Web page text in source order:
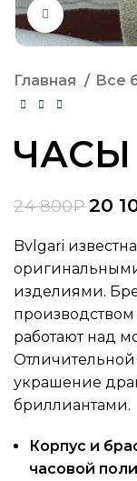
Нажмите,
Главная Все
ЧАСЫ
24 800₽20
Bvlgari
изделиями.
работают над
украшение
бриллиантами.
Корпус и
часовой